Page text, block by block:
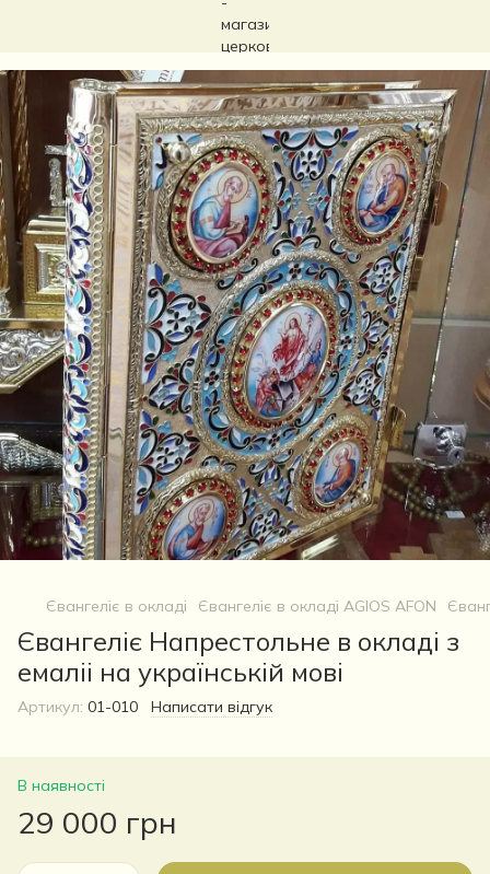
Євангеліє в окладі Євангеліє в окладі AGIOS AFON
Євангеліє Напрестольне в окладі з
емаліі на українській мові
Артикул: 01-010 Написати відгук
В наявності
29 000 грн